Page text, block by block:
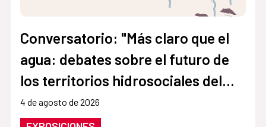
Conversatorio: "Más claro que el
agua: debates sobre el futuro de
los territorios hidrosociales del
Aconcagua y El Maipo"
4 de agosto de 2026